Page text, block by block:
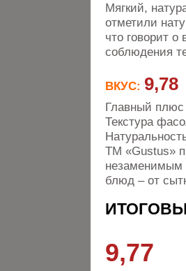
Мягкий,
отметили
что говорит о
соблюдения
ВКУС: 9,78
Главный плюс
Текстура
ТМ «Gustus»
незаменимым
блюд – от
9,77